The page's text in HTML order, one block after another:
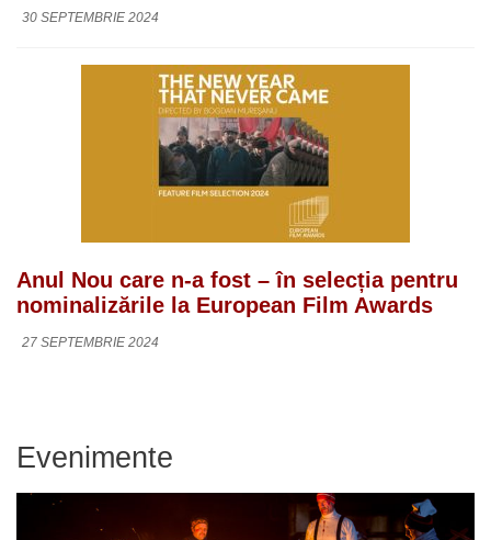
30 SEPTEMBRIE 2024
Anul Nou care n-a fost – în selecția pentru
nominalizările la European Film Awards
27 SEPTEMBRIE 2024
Evenimente